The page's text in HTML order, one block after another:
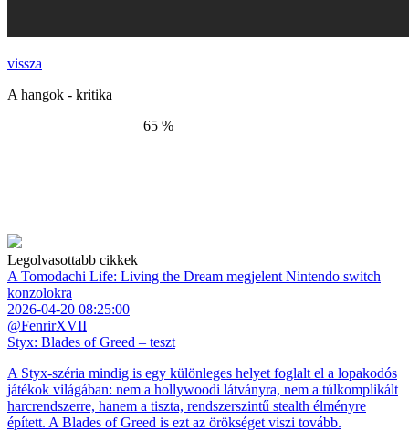
vissza
A hangok - kritika
65 %
Legolvasottabb cikkek
A Tomodachi Life: Living the Dream megjelent Nintendo switch
konzolokra
2026-04-20 08:25:00
@FenrirXVII
Styx: Blades of Greed – teszt
A Styx-széria mindig is egy különleges helyet foglalt el a lopakodós
játékok világában: nem a hollywoodi látványra, nem a túlkomplikált
harcrendszerre, hanem a tiszta, rendszerszintű stealth élményre
épített. A Blades of Greed is ezt az örökséget viszi tovább.